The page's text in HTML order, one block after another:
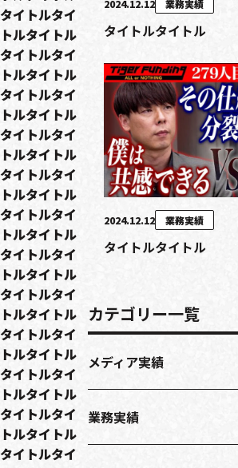
タイトルタイ
トルタイトル
タイトルタイ
トルタイトル
タイトルタイ
トルタイトル
タイトルタイ
トルタイトル
タイトルタイ
トルタイトル
タイトルタイ
トルタイトル
タイトルタイ
トルタイトル
タイトルタイ
トルタイトル
タイトルタイ
トルタイトル
タイトルタイ
トルタイトル
タイトルタイ
トルタイトル
タイトルタイ
2024.12.12 業務実績
タイトルタイトル
2024.12.12 業務実績
タイトルタイトル
カテゴリー一覧
メディア実績
業務実績